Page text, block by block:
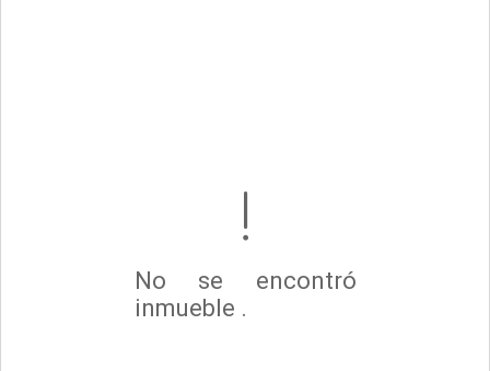
No se encontró
inmueble .